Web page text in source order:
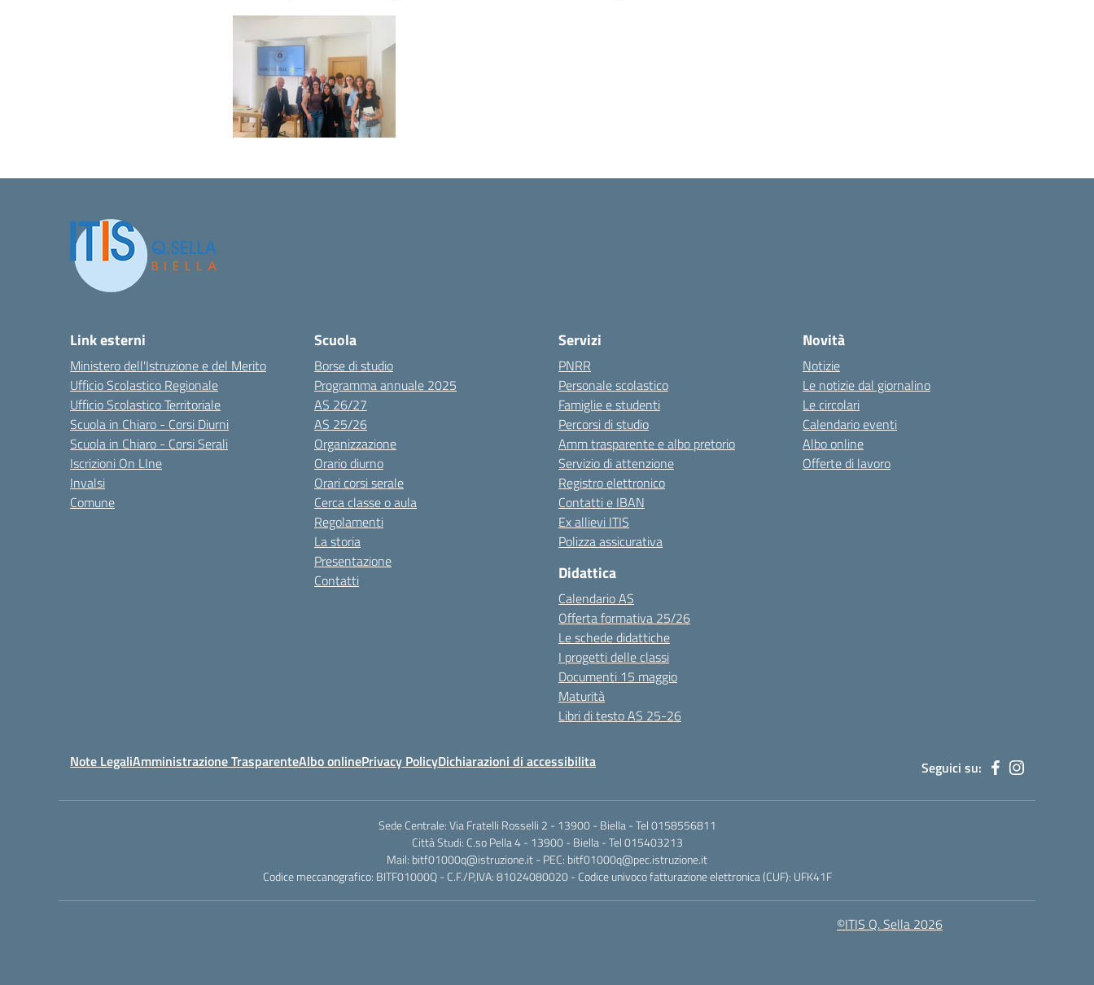
Link esterni
Ministero dell'Istruzione e del Merito
Ufficio Scolastico Regionale
Ufficio Scolastico Territoriale
Scuola in Chiaro - Corsi Diurni
Scuola in Chiaro - Corsi Serali
Iscrizioni On LIne
Invalsi
Comune
Scuola
Borse di studio
Programma annuale 2025
AS 26/27
AS 25/26
Organizzazione
Orario diurno
Orari corsi serale
Cerca classe o aula
Regolamenti
La storia
Presentazione
Contatti
Servizi
PNRR
Personale scolastico
Famiglie e studenti
Percorsi di studio
Amm trasparente e albo pretorio
Servizio di attenzione
Registro elettronico
Contatti e IBAN
Ex allievi ITIS
Polizza assicurativa
Didattica
Calendario AS
Offerta formativa 25/26
Le schede didattiche
I progetti delle classi
Documenti 15 maggio
Maturità
Libri di testo AS 25-26
Novità
Notizie
Le notizie dal giornalino
Le circolari
Calendario eventi
Albo online
Offerte di lavoro
Note LegaliAmministrazione TrasparenteAlbo onlinePrivacy PolicyDichiarazioni di accessibilita Seguici su:
Sede Centrale: Via Fratelli Rosselli 2 - 13900 - Biella - Tel 0158556811
Città Studi: C.so Pella 4 - 13900 - Biella - Tel 015403213
Mail: bitf01000q@istruzione.it- PEC: bitf01000q@pec.istruzione.it
Codice meccanografico: BITF01000Q - C.F./P,IVA: 81024080020 - Codice univoco fatturazione elettronica (CUF): UFK41F
©ITIS Q. Sella 2026